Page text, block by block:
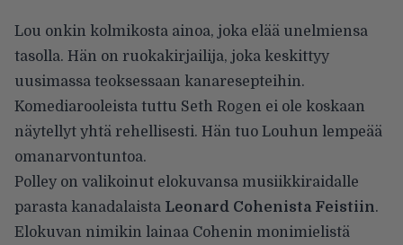
Lou onkin kolmikosta ainoa, joka elää unelmiensa
tasolla. Hän on ruokakirjailija, joka keskittyy
uusimassa teoksessaan kanaresepteihin.
Komediarooleista tuttu Seth Rogen ei ole koskaan
näytellyt yhtä rehellisesti. Hän tuo Louhun lempeää
omanarvontuntoa.
Polley on valikoinut elokuvansa musiikkiraidalle
parasta kanadalaista Leonard Cohenista Feistiin.
Elokuvan nimikin lainaa Cohenin monimielistä